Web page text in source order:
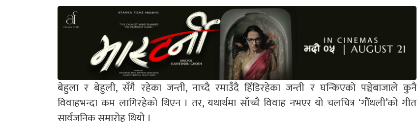
बेहुला र बेहुली, सँगै रहेका जन्ती, नाच्दै रमाउँदै हिँडिरहेका जन्ती र घन्किएको पञ्चेबाजाले कुनै
विवाहभन्दा कम लागिरहेको थिएन । तर, यथार्थमा साँच्चै विवाह नभएर यो चलचित्र ‘गौँथली’को गीत
सार्वजनिक समारोह थियो ।